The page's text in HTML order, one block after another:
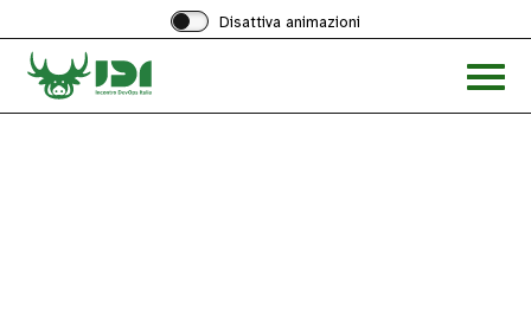
Disattiva animazioni
Accedi
menu